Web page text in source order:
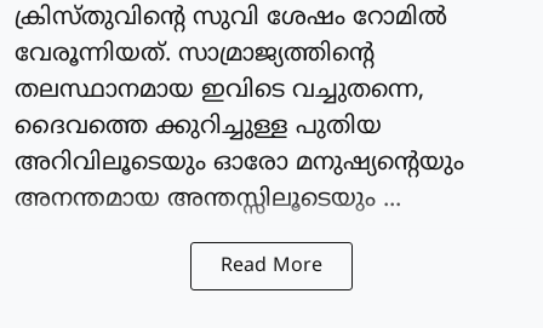
ക്രിസ്തുവിന്റെ സുവി ശേഷം റോമില്‍
വേരൂന്നിയത്. സാമ്രാജ്യത്തിന്റെ
തലസ്ഥാനമായ ഇവിടെ വച്ചുതന്നെ,
ദൈവത്തെ ക്കുറിച്ചുള്ള പുതിയ
അറിവിലൂടെയും ഓരോ മനുഷ്യന്റെയും
അനന്തമായ അന്തസ്സിലൂടെയും ...
Read More